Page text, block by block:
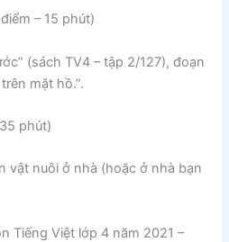
– 15 phút)
(sách TV4 – tập 2/127), đoạn
mặt hồ.”.
phút)
vật nuôi ở nhà (hoặc ở nhà bạn
Tiếng Việt lớp 4 năm 2021 –